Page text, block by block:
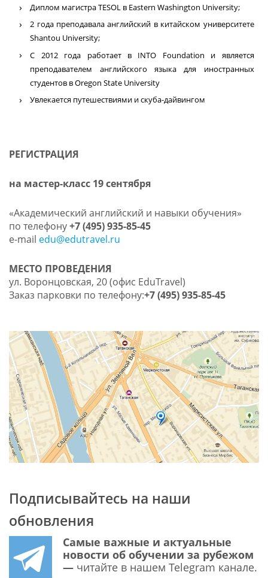
Диплом магистра TESOL в Eastern Washington University;
2 года преподавала английский в китайском университете
Shantou University;
С 2012 года работает в INTO Foundation и является
преподавателем английского языка для иностранных
студентов в Oregon State University
Увлекается путешествиями и скуба-дайвингом
РЕГИСТРАЦИЯ
на мастер-класс 19 сентября
«Академический английский и навыки обучения»
по телефону+7 (495) 935-85-45
e-mail edu@edutravel.ru
МЕСТО ПРОВЕДЕНИЯ
ул. Воронцовская, 20 (офис EduTravel)
Заказ парковки по телефону:+7 (495) 935-85-45
Подписывайтесь на наши
обновления
Самые важные и актуальные
новости об обучении за рубежом
— читайте в нашем Telegram канале.